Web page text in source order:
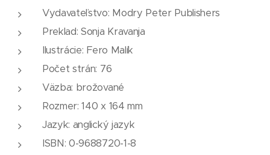
Vydavateľstvo: Modry Peter Publishers
Preklad: Sonja Kravanja
Ilustrácie: Fero Malík
Počet strán: 76
Väzba: brožované
Rozmer: 140 x 164 mm
Jazyk: anglický jazyk
ISBN: 0-9688720-1-8